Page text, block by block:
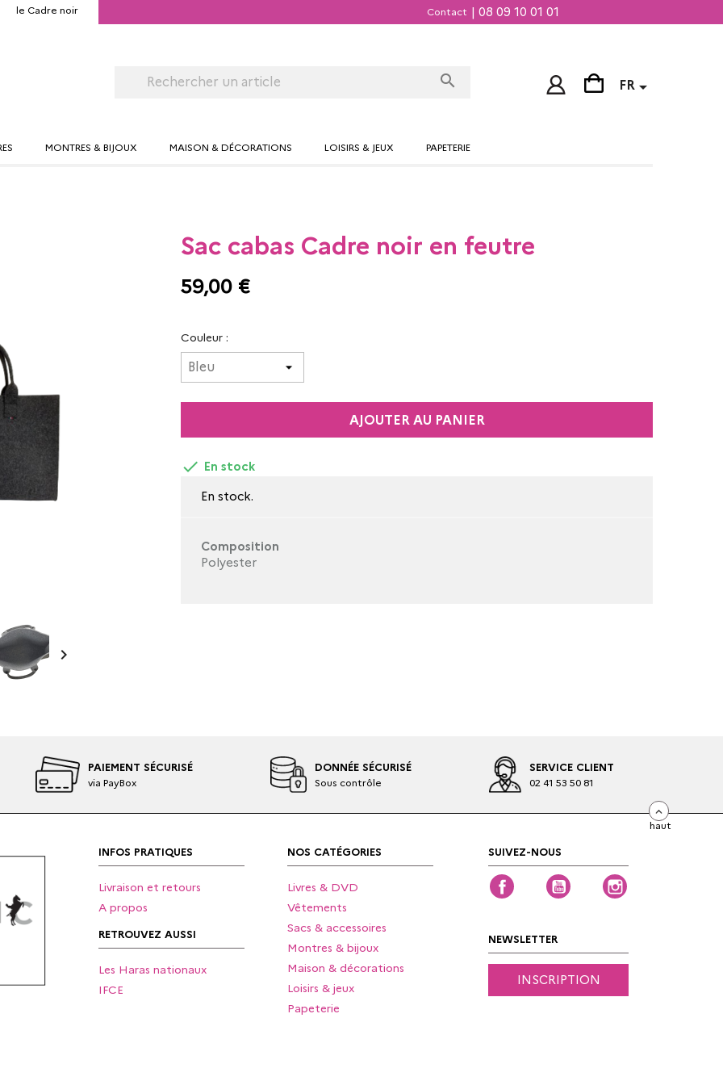
le Cadre noir Contact | 08 09 10 01 01
search FR
MONTRES & BIJOUX MAISON & DÉCORATIONS LOISIRS & JEUX PAPETERIE

Sac cabas Cadre noir en feutre
59,00 €
Couleur :
AJOUTER AU PANIER
 En stock
En stock.
Composition
Polyester
PAIEMENT SÉCURISÉ
via PayBox
DONNÉE SÉCURISÉ
Sous contrôle
SERVICE CLIENT
02 41 53 50 81
haut
INFOS PRATIQUES
Livraison et retours
A propos
RETROUVEZ AUSSI
Les Haras nationaux
IFCE
NOS CATÉGORIES
Livres & DVD
Vêtements
Sacs & accessoires
Montres & bijoux
Maison & décorations
Loisirs & jeux
Papeterie
SUIVEZ-NOUS
Facebook YouTube
NEWSLETTER
INSCRIPTION